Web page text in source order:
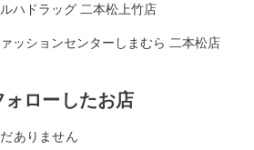
ハドラッグ 二本松上竹店
ッションセンターしまむら 二本松店
ォローしたお店
ありません